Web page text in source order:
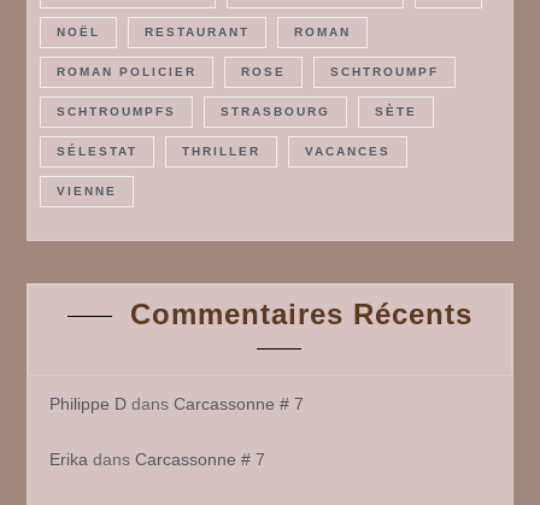
NOËL RESTAURANT ROMAN
ROMAN POLICIER ROSE SCHTROUMPF
SCHTROUMPFS STRASBOURG SÈTE
SÉLESTAT THRILLER VACANCES
VIENNE
Commentaires Récents
Philippe D dansCarcassonne # 7
Erika dansCarcassonne # 7